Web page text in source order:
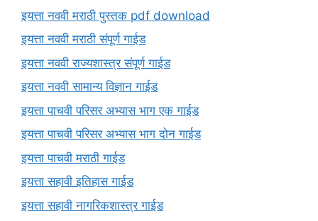
इयत्ता नववी मराठी पुस्तक pdf download
इयत्ता नववी मराठी संपूर्ण गाईड
इयत्ता नववी राज्यशास्त्र संपूर्ण गाईड
इयत्ता नववी सामान्य विज्ञान गाईड
इयत्ता पाचवी परिसर अभ्यास भाग एक गाईड
इयत्ता पाचवी परिसर अभ्यास भाग दोन गाईड
इयत्ता पाचवी मराठी गाईड
इयत्ता सहावी इतिहास गाईड
इयत्ता सहावी नागरिकशास्त्र गाईड